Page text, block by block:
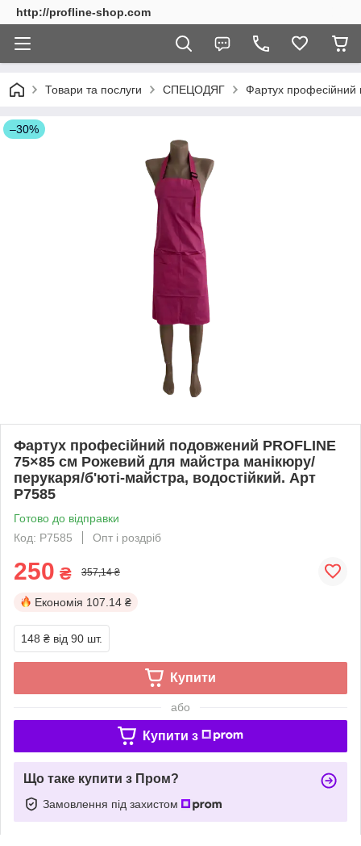
http://profline-shop.com
Товари та послуги СПЕЦОДЯГ Фартух професійний
–30%
Фартух професійний подовжений PROFLINE
75×85 см Рожевий для майстра манікюру/
перукаря/б'юті-майстра, водостійкий. Арт
P7585
Готово до відправки
Код: P7585
Опт і роздріб
250 ₴ 357,14 ₴
Економія 107.14 ₴
148 ₴ від 90 шт.
Купити
або
Купити з
Що таке купити з Пром?
Замовлення під захистом